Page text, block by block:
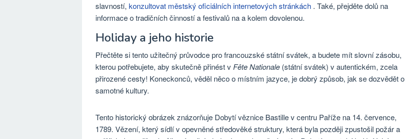
slavností, konzultovat městský oficiálních internetových stránkách . Také, přejděte dolů na
informace o tradičních činností a festivalů na a kolem dovolenou.
Holiday a jeho historie
Přečtěte si tento užitečný průvodce pro francouzské státní svátek, a budete mít slovní zásobu,
kterou potřebujete, aby skutečně přinést v Fête Nationale (státní svátek) v autentickém, zcela
přirozené cesty! Koneckonců, věděl něco o místním jazyce, je dobrý způsob, jak se dozvědět o
samotné kultury.
Tento historický obrázek znázorňuje Dobytí věznice Bastille v centru Paříže na 14. července,
1789. Vězení, který sídlí v opevněné středověké struktury, která byla později zpustošil požár a